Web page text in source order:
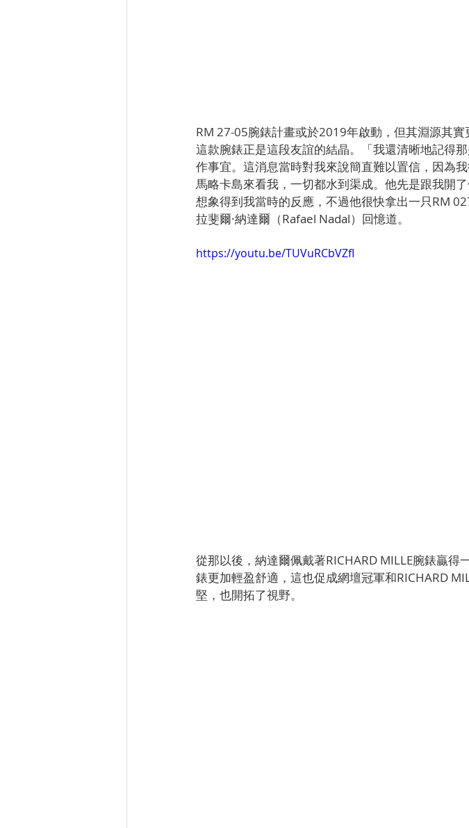
RM 27-05腕錶計畫或於2019年啟動，但其淵源其
這款腕錶正是這段友誼的結晶。「我還清晰地記得
作事宜。這消息當時對我來說簡直難以置信，因為
馬略卡島來看我，一切都水到渠成。他先是跟我開
想象得到我當時的反應，不過他很快拿出一只RM
拉斐爾·納達爾（Rafael Nadal）回憶道。
https://youtu.be/TUVuRCbVZfI
從那以後，納達爾佩戴著RICHARD MILLE腕錶贏
錶更加輕盈舒適，這也促成網壇冠軍和RICHARD
堅，也開拓了視野。